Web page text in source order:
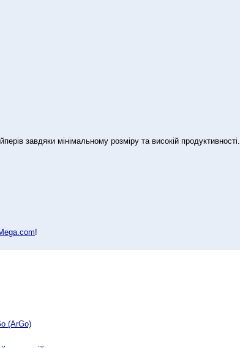
завдяки мінімальному розміру та високій продуктивності.
!
(ArGo)